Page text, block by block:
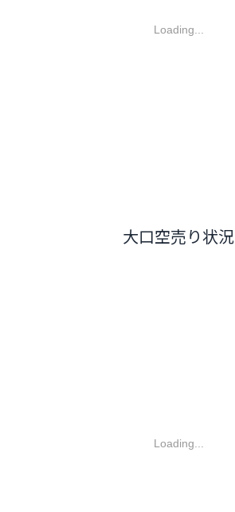
Loading...
大口空売り状況
Loading...